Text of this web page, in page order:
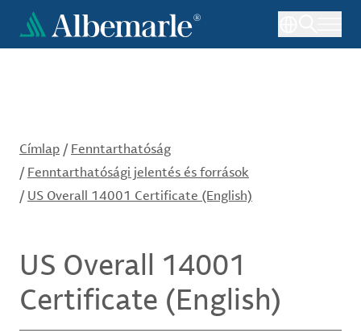
Ugrás
tartalomra
Címlap / Fenntarthatóság
/ Fenntarthatósági jelentés és források
/ US Overall 14001 Certificate (English)
US Overall 14001
Certificate (English)